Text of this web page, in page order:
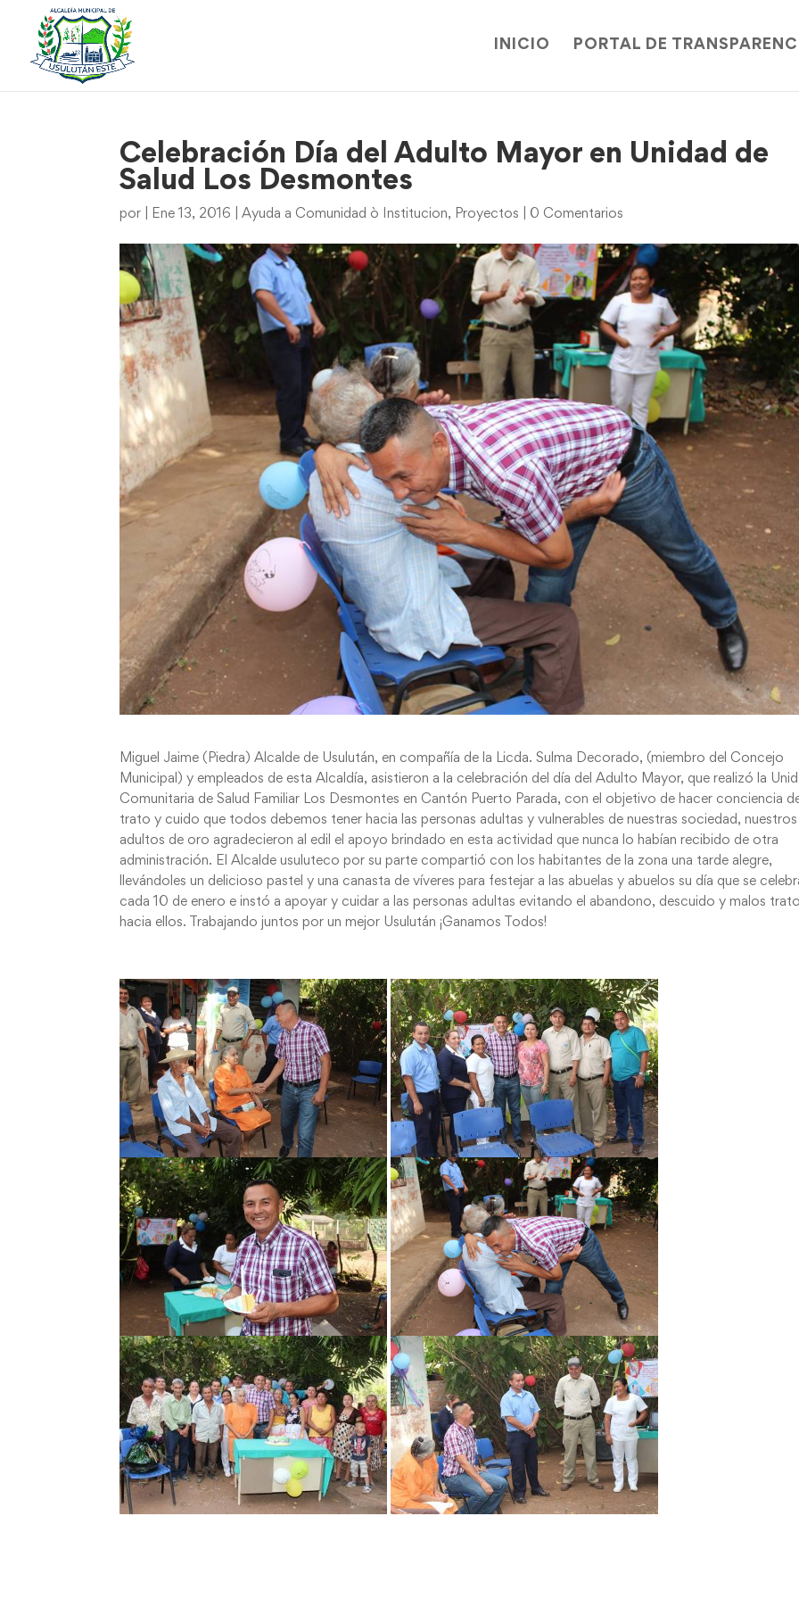
INICIO PORTAL DE
Celebración Día del Adulto Mayor en Unidad de
Salud Los Desmontes
por Ene 13, 2016 |Ayuda a Comunidad ò Institucion, Proyectos 0 Comentarios
Miguel Jaime (Piedra) Alcalde de Usulután, en compañía de la Licda. Sulma Decorado, (miembro del Concejo
Municipal) y empleados de esta Alcaldía, asistieron a la celebración del día del Adulto Mayor, que realizó la
Comunitaria de Salud Familiar Los Desmontes en Cantón Puerto Parada, con el objetivo de hacer conciencia
trato y cuido que todos debemos tener hacia las personas adultas y vulnerables de nuestras sociedad, nuestros
adultos de oro agradecieron al edil el apoyo brindado en esta actividad que nunca lo habían recibido de otra
administración. El Alcalde usuluteco por su parte compartió con los habitantes de la zona una tarde alegre,
llevándoles un delicioso pastel y una canasta de víveres para festejar a las abuelas y abuelos su día que se
cada 10 de enero e instó a apoyar y cuidar a las personas adultas evitando el abandono, descuido y malos
hacia ellos. Trabajando juntos por un mejor Usulután ¡Ganamos Todos!